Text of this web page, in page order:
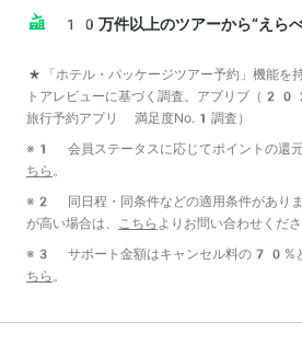
10万件以上のツアーから“えらべ
*「ホテル・パッケージツアー予約」機能を
トアレビューに基づく調査。アプリブ
旅行予約アプリ 満足度No.1調査）
※1 会員ステータスに応じてポイントの還元
ちら 。
※2 同日程・同条件などの適用条件がありま
が高い場合は、 こちら よりお問い合わせくださ
※3 サポート金額はキャンセル料の70%と
ちら 。